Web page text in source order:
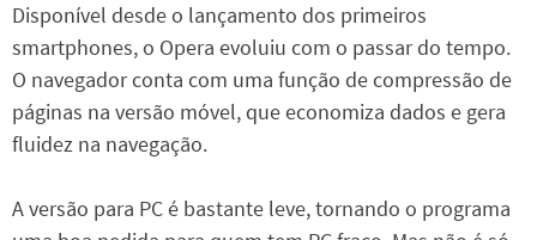
Disponível desde o lançamento dos primeiros
smartphones, o Opera evoluiu com o passar do tempo.
O navegador conta com uma função de compressão de
páginas na versão móvel, que economiza dados e gera
fluidez na navegação.
A versão para PC é bastante leve, tornando o programa